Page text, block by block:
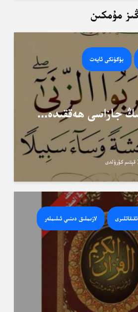
مۇمكىن
بۈگۈنكى ئايەت
جازاسى ھەققىدە...
لازىملىق دىنىي ئىلىملەر